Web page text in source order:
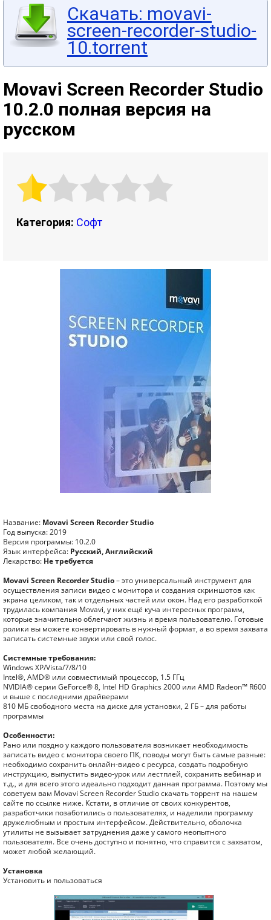
Скачать: movavi-
screen-recorder-studio-
10.torrent
Movavi Screen Recorder Studio
10.2.0 полная версия на
русском
Категория: Софт
Название: Movavi Screen Recorder Studio
Год выпуска: 2019
Версия программы: 10.2.0
Язык интерфейса: Русский, Английский
Лекарство: Не требуется
Movavi Screen Recorder Studio– это универсальный инструмент для
осуществления записи видео с монитора и создания скриншотов как
экрана целиком, так и отдельных частей или окон. Над его разработкой
трудилась компания Movavi, у них ещё куча интересных программ,
которые значительно облегчают жизнь и время пользователю. Готовые
ролики вы можете конвертировать в нужный формат, а во время захвата
записать системные звуки или свой голос.
Системные требования:
Windows XP/Vista/7/8/10
Intel®, AMD® или совместимый процессор, 1.5 ГГц
NVIDIA® серии GeForce® 8, Intel HD Graphics 2000 или AMD Radeon™ R600
и выше с последними драйверами
810 МБ свободного места на диске для установки, 2 ГБ – для работы
программы
Особенности:
Рано или поздно у каждого пользователя возникает необходимость
записать видео с монитора своего ПК, поводы могут быть самые разные:
необходимо сохранить онлайн-видео с ресурса, создать подробную
инструкцию, выпустить видео-урок или лестплей, сохранить вебинар и
т.д., и для всего этого идеально подходит данная программа. Поэтому мы
советуем вам Movavi Screen Recorder Studio скачать торрент на нашем
сайте по ссылке ниже. Кстати, в отличие от своих конкурентов,
разработчики позаботились о пользователях, и наделили программу
дружелюбным и простым интерфейсом. Действительно, оболочка
утилиты не вызывает затруднения даже у самого неопытного
пользователя. Все очень доступно и понятно, что справится с захватом,
может любой желающий.
Установка
Установить и пользоваться